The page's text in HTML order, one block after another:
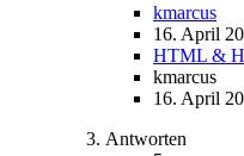
kmarcus
16. April
HTML &
kmarcus
16. April
Antworten